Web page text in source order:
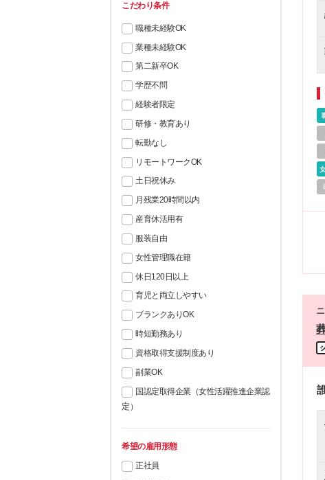
こだわり条件
職種未経験OK
業種未経験OK
第二新卒OK
学歴不問
経験者限定
研修・教育あり
転勤なし
リモートワークOK
土日祝休み
月残業20時間以内
産育休活用有
服装自由
女性管理職在籍
休日120日以上
育児と両立しやすい
ブランクありOK
時短勤務あり
資格取得支援制度あり
副業OK
国認定取得企業（女性活躍推進企業認
定）
希望の雇用形態
正社員